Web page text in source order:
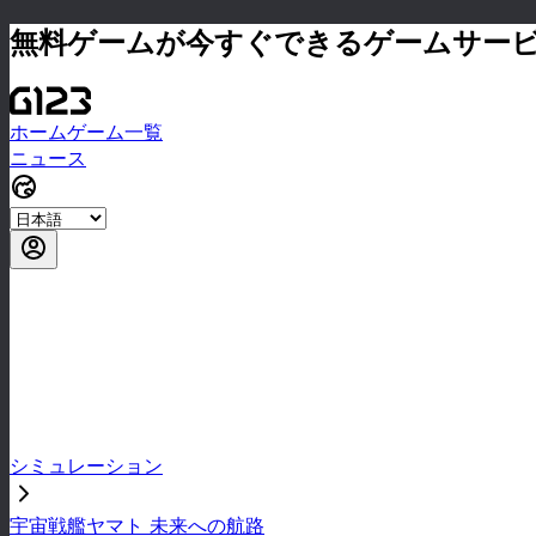
無料ゲームが今すぐできるゲームサー
ホームゲーム一覧
ニュース
シミュレーション
宇宙戦艦ヤマト 未来への航路